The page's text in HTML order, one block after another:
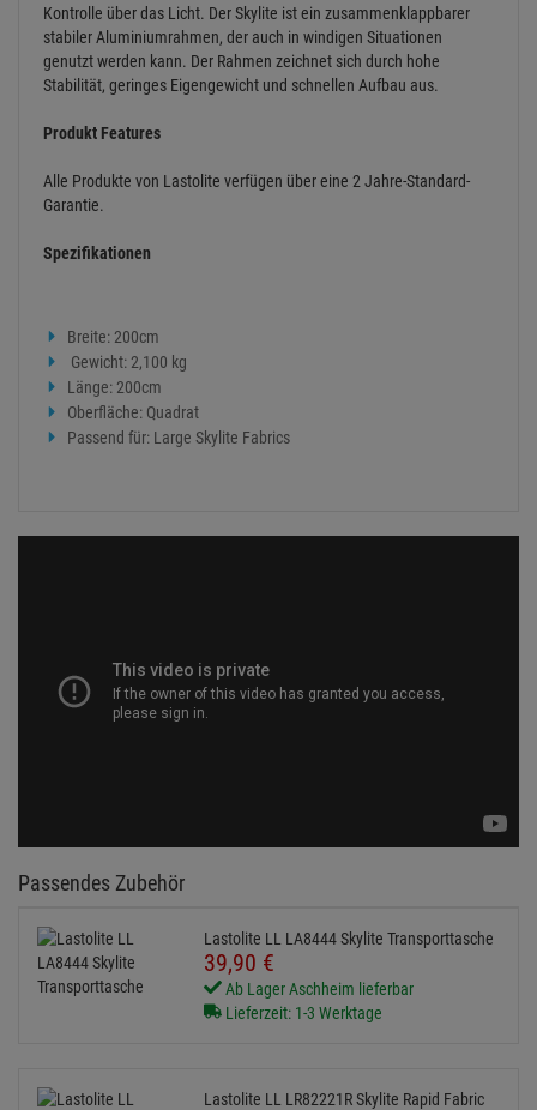
Kontrolle über das Licht. Der Skylite ist ein zusammenklappbarer
stabiler Aluminiumrahmen, der auch in windigen Situationen
genutzt werden kann. Der Rahmen zeichnet sich durch hohe
Stabilität, geringes Eigengewicht und schnellen Aufbau aus.
Produkt Features
Alle Produkte von Lastolite verfügen über eine 2 Jahre-Standard-
Garantie.
Spezifikationen
Breite: 200cm
Gewicht: 2,100 kg
Länge: 200cm
Oberfläche: Quadrat
Passend für: Large Skylite Fabrics
Passendes Zubehör
Lastolite LL LA8444 Skylite Transporttasche
39,90 €
Ab Lager Aschheim lieferbar
Lieferzeit: 1-3 Werktage
Lastolite LL LR82221R Skylite Rapid Fabric